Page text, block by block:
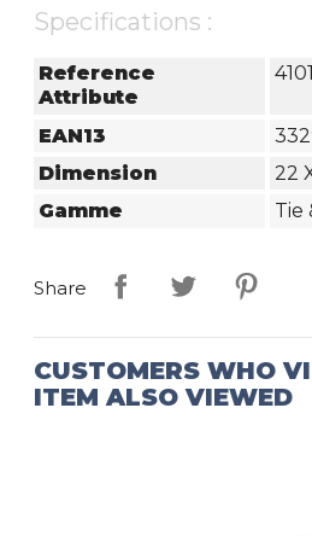
Specifications :
Reference
Attribute
EAN13
Dimension
22
Gamme
Tie
Share
CUSTOMERS WHO
ITEM ALSO VIEWED